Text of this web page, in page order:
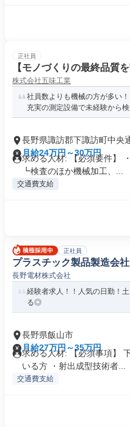
正社員
【モノづくりの最終品質
株式会社五味工業
社員数よりも機械の方が多い
充実の測定設備で未経験から
長野県諏訪郡下諏訪町中央
月給24万円～30万円
求める人材: 【必須要件】
┗検査のほか機械加工、...
交通費支給
正社員
プラスチック製品製造会
長野電材株式会社
経験者求人！！人気の日勤！
る◎
長野県飯山市
月給27万円～35万円
求める人材: 【必須事項】
いる方 ・射出成型技術者...
交通費支給